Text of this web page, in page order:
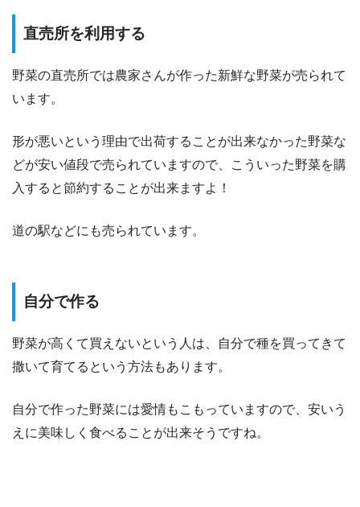
直売所を利用する
野菜の直売所では農家さんが作った新鮮な野菜が売られて
います。
形が悪いという理由で出荷することが出来なかった野菜な
どが安い値段で売られていますので、こういった野菜を購
入すると節約することが出来ますよ！
道の駅などにも売られています。
自分で作る
野菜が高くて買えないという人は、自分で種を買ってきて
撒いて育てるという方法もあります。
自分で作った野菜には愛情もこもっていますので、安いう
えに美味しく食べることが出来そうですね。